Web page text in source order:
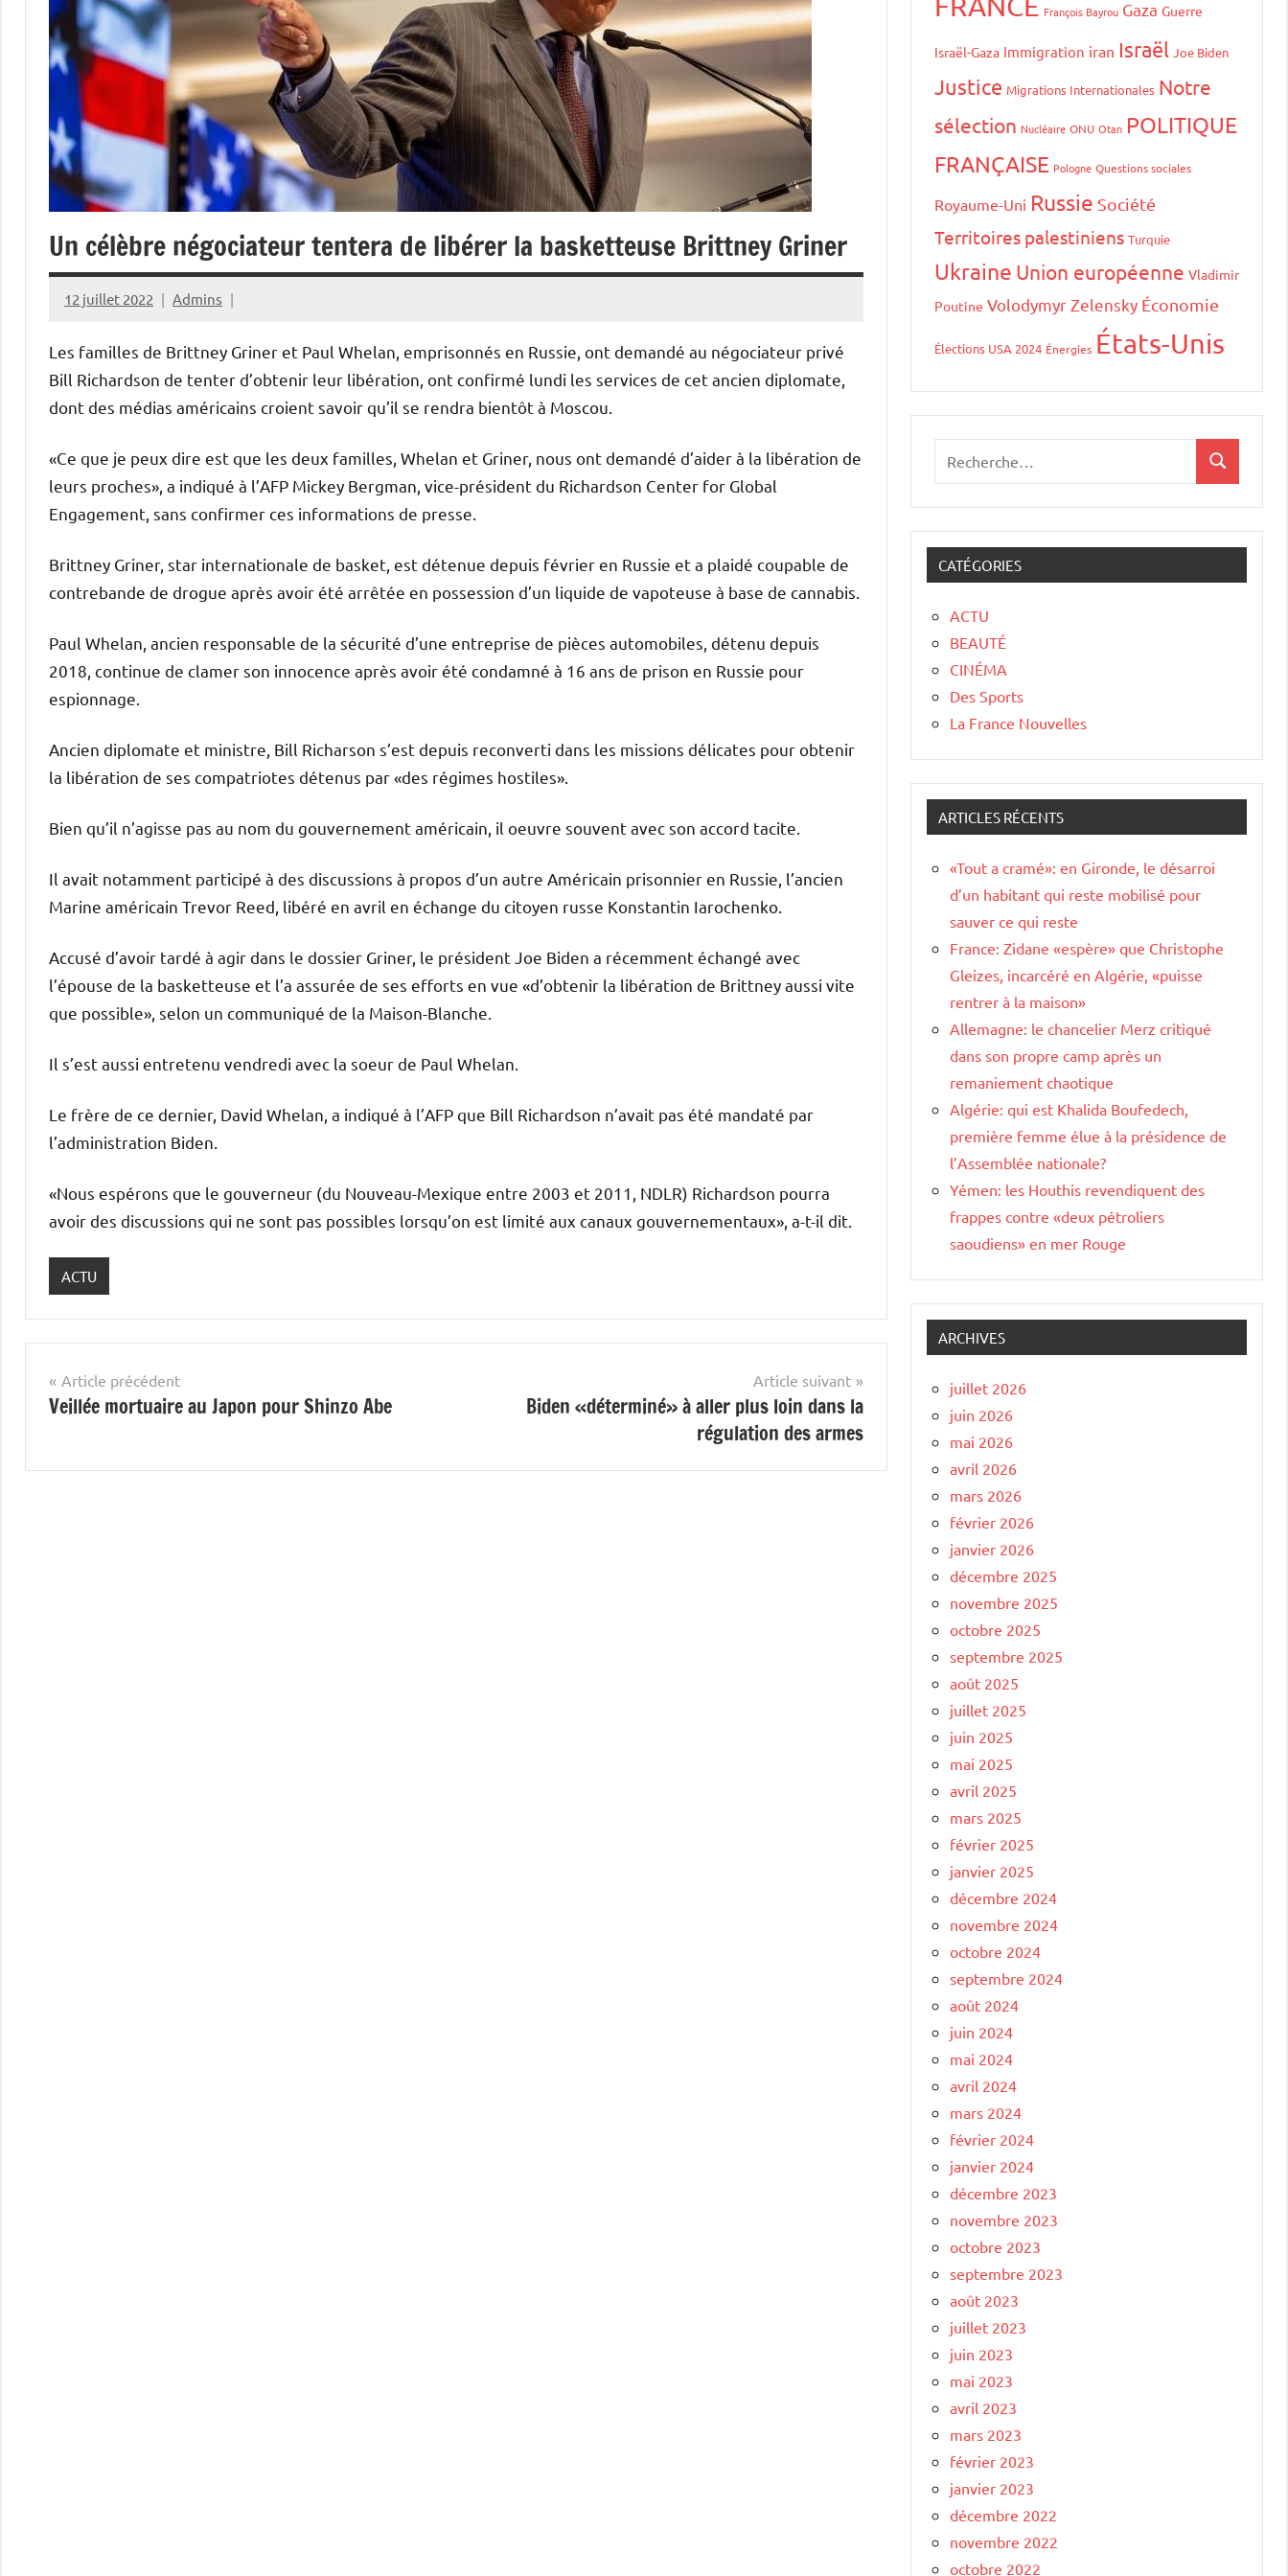
Un célèbre négociateur tentera de libérer la basketteuse Brittney Griner
12 juillet 2022 Admins
Les familles de Brittney Griner et Paul Whelan, emprisonnés en Russie, ont demandé au négociateur privé
Bill Richardson de tenter d’obtenir leur libération, ont confirmé lundi les services de cet ancien diplomate,
dont des médias américains croient savoir qu’il se rendra bientôt à Moscou.
«Ce que je peux dire est que les deux familles, Whelan et Griner, nous ont demandé d’aider à la libération de
leurs proches», a indiqué à l’AFP Mickey Bergman, vice-président du Richardson Center for Global
Engagement, sans confirmer ces informations de presse.
Brittney Griner, star internationale de basket, est détenue depuis février en Russie et a plaidé coupable de
contrebande de drogue après avoir été arrêtée en possession d’un liquide de vapoteuse à base de cannabis.
Paul Whelan, ancien responsable de la sécurité d’une entreprise de pièces automobiles, détenu depuis
2018, continue de clamer son innocence après avoir été condamné à 16 ans de prison en Russie pour
espionnage.
Ancien diplomate et ministre, Bill Richarson s’est depuis reconverti dans les missions délicates pour obtenir
la libération de ses compatriotes détenus par «des régimes hostiles».
Bien qu’il n’agisse pas au nom du gouvernement américain, il oeuvre souvent avec son accord tacite.
Il avait notamment participé à des discussions à propos d’un autre Américain prisonnier en Russie, l’ancien
Marine américain Trevor Reed, libéré en avril en échange du citoyen russe Konstantin Iarochenko.
Accusé d’avoir tardé à agir dans le dossier Griner, le président Joe Biden a récemment échangé avec
l’épouse de la basketteuse et l’a assurée de ses efforts en vue «d’obtenir la libération de Brittney aussi vite
que possible», selon un communiqué de la Maison-Blanche.
Il s’est aussi entretenu vendredi avec la soeur de Paul Whelan.
Le frère de ce dernier, David Whelan, a indiqué à l’AFP que Bill Richardson n’avait pas été mandaté par
l’administration Biden.
«Nous espérons que le gouverneur (du Nouveau-Mexique entre 2003 et 2011, NDLR) Richardson pourra
avoir des discussions qui ne sont pas possibles lorsqu’on est limité aux canaux gouvernementaux», a-t-il dit.
ACTU
Navigation
de
Article précédent
Veillée mortuaire au Japon pour Shinzo Abe
Article suivant
Biden «déterminé» à aller plus loin dans la
régulation des armes
François Bayrou Gaza Guerre
Israël-Gaza Immigration iran Israël Joe Biden
Justice Migrations Internationales Notre
sélection Nucléaire ONU Otan POLITIQUE
FRANÇAISE Pologne Questions sociales
Royaume-Uni Russie Société
Territoires palestiniens Turquie
Ukraine Union européenne Vladimir
Poutine Volodymyr Zelensky Économie
Élections USA 2024 Énergies États-Unis
CATÉGORIES
ACTU
BEAUTÉ
CINÉMA
Des Sports
La France Nouvelles
ARTICLES RÉCENTS
«Tout a cramé»: en Gironde, le désarroi
d’un habitant qui reste mobilisé pour
sauver ce qui reste
France: Zidane «espère» que Christophe
Gleizes, incarcéré en Algérie, «puisse
rentrer à la maison»
Allemagne: le chancelier Merz critiqué
dans son propre camp après un
remaniement chaotique
Algérie: qui est Khalida Boufedech,
première femme élue à la présidence de
l’Assemblée nationale?
Yémen: les Houthis revendiquent des
frappes contre «deux pétroliers
saoudiens» en mer Rouge
ARCHIVES
juillet 2026
juin 2026
mai 2026
avril 2026
mars 2026
février 2026
janvier 2026
décembre 2025
novembre 2025
octobre 2025
septembre 2025
août 2025
juillet 2025
juin 2025
mai 2025
avril 2025
mars 2025
février 2025
janvier 2025
décembre 2024
novembre 2024
octobre 2024
septembre 2024
août 2024
juin 2024
mai 2024
avril 2024
mars 2024
février 2024
janvier 2024
décembre 2023
novembre 2023
octobre 2023
septembre 2023
août 2023
juillet 2023
juin 2023
mai 2023
avril 2023
mars 2023
février 2023
janvier 2023
décembre 2022
novembre 2022
octobre 2022